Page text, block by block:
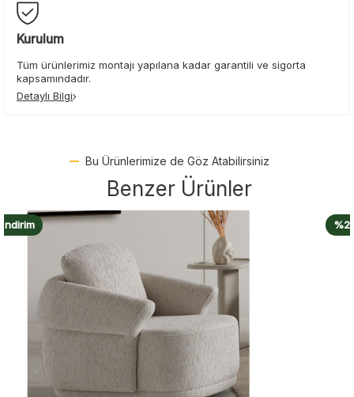
Kurulum
Tüm ürünlerimiz montajı yapılana kadar garantili ve sigorta
kapsamındadır.
Detaylı Bilgi
Bu Ürünlerimize de Göz Atabilirsiniz
Benzer Ürünler
%20 İndirim